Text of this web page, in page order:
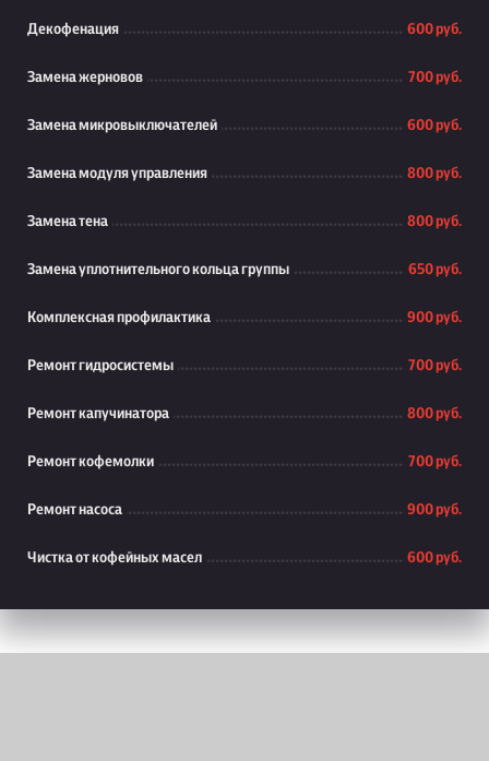
Декофенация 600 руб.
Замена жерновов 700 руб.
Замена микровыключателей 600 руб.
Замена модуля управления 800 руб.
Замена тена 800 руб.
Замена уплотнительного кольца группы 650 руб.
Комплексная профилактика 900 руб.
Ремонт гидросистемы 700 руб.
Ремонт капучинатора 800 руб.
Ремонт кофемолки 700 руб.
Ремонт насоса 900 руб.
Чистка от кофейных масел 600 руб.